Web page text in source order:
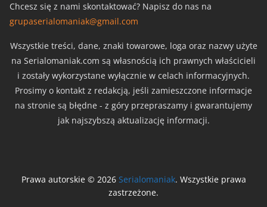
Chcesz się z nami skontaktować? Napisz do nas na
grupaserialomaniak@gmail.com
Wszystkie treści, dane, znaki towarowe, loga oraz nazwy użyte
na Serialomaniak.com są własnością ich prawnych właścicieli
i zostały wykorzystane wyłącznie w celach informacyjnych.
Prosimy o kontakt z redakcją, jeśli zamieszczone informacje
na stronie są błędne - z góry przepraszamy i gwarantujemy
jak najszybszą aktualizację informacji.
Prawa autorskie © 2026 Serialomaniak. Wszystkie prawa
zastrzeżone.